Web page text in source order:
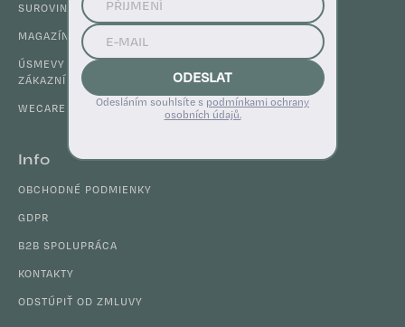
SUROVINY
MAGAZÍN
ÚSMEVY SPOKOJNÝCH
ZÁKAZNÍKOV
WECARE CLUB
Info
OBCHODNÉ PODMIENKY
GDPR
B2B SPOLUPRÁCA
KONTAKTY
ODSTÚPIŤ OD ZMLUVY
ODESLAT
Odesláním souhlsíte s podmínkami ochrany
osobních údajů.